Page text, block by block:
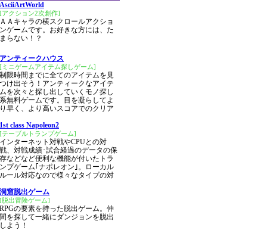
AsciiArtWorld
[アクション2次創作]
ＡＡキャラの横スクロールアクショ
ンゲームです。お好きな方には、た
まらない！？
アンティークハウス
[ミニゲームアイテム探しゲーム]
制限時間までに全てのアイテムを見
つけ出そう！アンティークなアイテ
ムを次々と探し出していくモノ探し
系無料ゲームです。目を凝らしてよ
り早く、より高いスコアでのクリア
1st class Napoleon2
[テーブルトランプゲーム]
インターネット対戦やCPUとの対
戦、対戦成績･試合経過のデータの保
存などなど便利な機能が付いたトラ
ンプゲーム｢ナポレオン｣。ローカル
ルール対応なので様々なタイプの対
洞窟脱出ゲーム
[脱出冒険ゲーム]
RPGの要素を持った脱出ゲーム。仲
間を探して一緒にダンジョンを脱出
しよう！